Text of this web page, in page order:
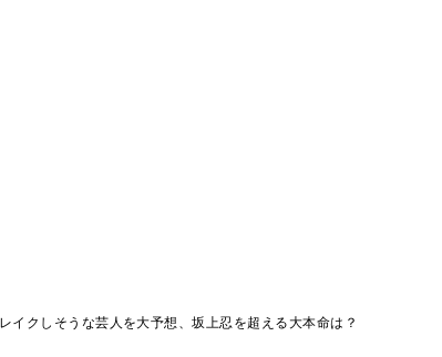
イクしそうな芸人を大予想、坂上忍を超える大本命は？